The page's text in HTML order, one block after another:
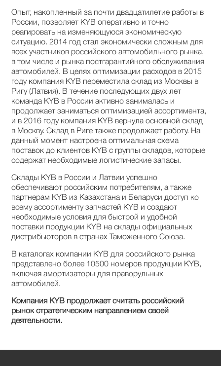
Опыт, накопленный за почти двадцатилетие работы в
России, позволяет KYB оперативно и точно
реагировать на изменяющуюся экономическую
ситуацию. 2014 год стал экономически сложным для
всех участников российского автомобильного рынка,
в том числе и рынка постгарантийного обслуживания
автомобилей. В целях оптимизации расходов в 2015
году компания KYB переместила склад из Москвы в
Ригу (Латвия). В течение последующих двух лет
команда KYB в России активно занималась и
продолжает заниматься оптимизацией ассортимента,
и в 2016 году компания KYB вернула основной склад
в Москву. Склад в Риге также продолжает работу. На
данный момент настроена оптимальная схема
поставок до клиентов KYB с группы складов, которые
содержат необходимые логистические запасы.
Склады KYB в России и Латвии успешно
обеспечивают российским потребителям, а также
партнерам KYB из Казахстана и Беларуси доступ ко
всему ассортименту запчастей KYB и создают
необходимые условия для быстрой и удобной
поставки продукции KYB на склады официальных
дистрибьюторов в странах Таможенного Союза.
В каталогах компании KYB для российского рынка
представлено более 10500 номеров продукции KYB,
включая амортизаторы для праворульных
автомобилей.
Компания KYB продолжает считать российский
рынок стратегическим направлением своей
деятельности.